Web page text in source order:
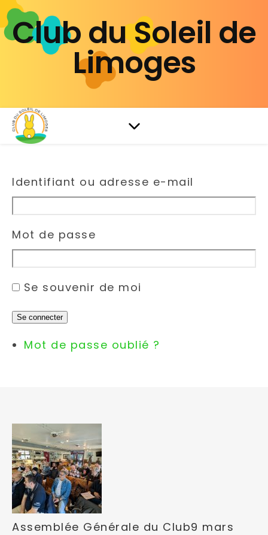
Club du Soleil de
Limoges
Identifiant ou adresse e-mail
Mot de passe
Se souvenir de moi
Se connecter
Mot de passe oublié ?
Assemblée Générale du Club9 mars